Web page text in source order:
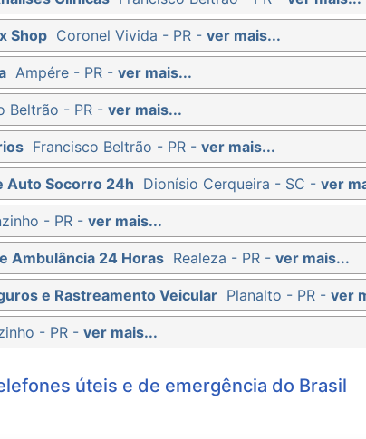
Shop Coronel Vivida - PR - ver mais...
Ampére - PR - ver mais...
Beltrão - PR - ver mais...
Francisco Beltrão - PR - ver mais...
Auto Socorro 24h Dionísio Cerqueira - SC - ver
- PR - ver mais...
Ambulância 24 Horas Realeza - PR - ver mais...
e Rastreamento Veicular Planalto - PR - ver
- PR - ver mais...
úteis e de emergência do Brasil